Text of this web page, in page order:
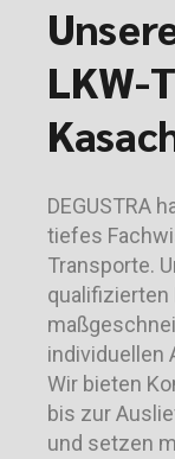
LKW-
DEGUSTRA
tiefes
Transporte.
individuellen
Wir bieten
bis zur
und setzen